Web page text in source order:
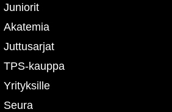
Juniorit
Akatemia
Juttusarjat
TPS-kauppa
Yrityksille
Seura